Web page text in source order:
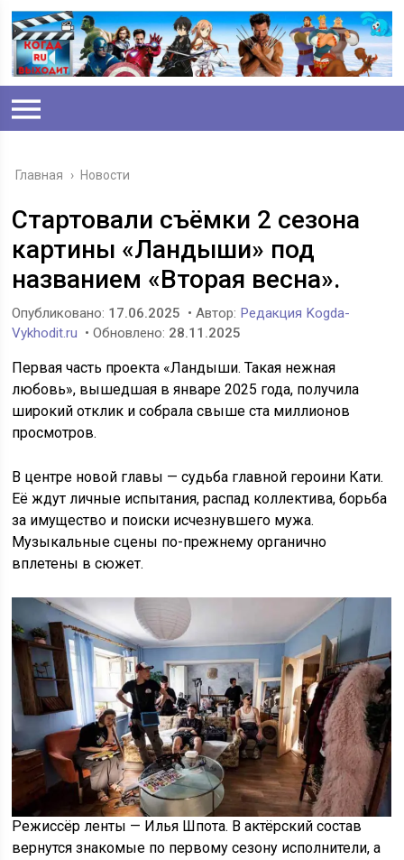
Главная › Новости
Стартовали съёмки 2 сезона
картины «Ландыши» под
названием «Вторая весна».
Опубликовано: 17.06.2025 • Автор: Редакция Kogda-
Vykhodit.ru • Обновлено: 28.11.2025
Первая часть проекта «Ландыши. Такая нежная
любовь», вышедшая в январе 2025 года, получила
широкий отклик и собрала свыше ста миллионов
просмотров.
В центре новой главы — судьба главной героини Кати.
Её ждут личные испытания, распад коллектива, борьба
за имущество и поиски исчезнувшего мужа.
Музыкальные сцены по-прежнему органично
вплетены в сюжет.
Режиссёр ленты — Илья Шпота. В актёрский состав
вернутся знакомые по первому сезону исполнители, а